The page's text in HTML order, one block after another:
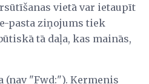
vietā var ietaupīt
pasta ziņojums tiek
tā daļa, kas mainās,
(nav "Fwd:"). Ķermenis